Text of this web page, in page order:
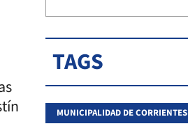
TAGS
MUNICIPALIDAD DE CORRIENTES